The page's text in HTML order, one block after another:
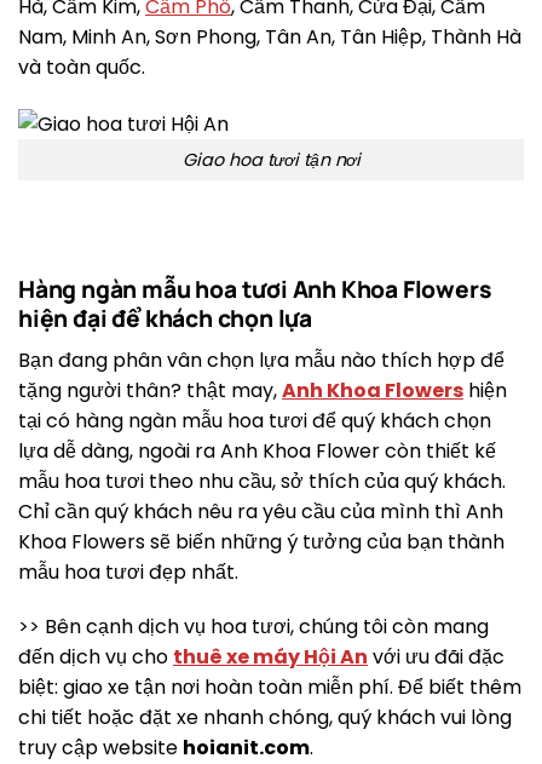
Hà, Cẩm Kim,Cẩm Phô, Cẩm Thanh, Cửa Đại, Cẩm
Nam, Minh An, Sơn Phong, Tân An, Tân Hiệp, Thành Hà
và toàn quốc.
Giao hoa tươi tận nơi
Hàng ngàn mẫu hoa tươi Anh Khoa Flowers
hiện đại để khách chọn lựa
Bạn đang phân vân chọn lựa mẫu nào thích hợp để
tặng người thân? thật may,Anh Khoa Flowers hiện
tại có hàng ngàn mẫu hoa tươi để quý khách chọn
lựa dễ dàng, ngoài ra Anh Khoa Flower còn thiết kế
mẫu hoa tươi theo nhu cầu, sở thích của quý khách.
Chỉ cần quý khách nêu ra yêu cầu của mình thì Anh
Khoa Flowers sẽ biến những ý tưởng của bạn thành
mẫu hoa tươi đẹp nhất.
>> Bên cạnh dịch vụ hoa tươi, chúng tôi còn mang
đến dịch vụ cho thuê xe máy Hội An với ưu đãi đặc
biệt: giao xe tận nơi hoàn toàn miễn phí. Để biết thêm
chi tiết hoặc đặt xe nhanh chóng, quý khách vui lòng
truy cập website hoianit.com.